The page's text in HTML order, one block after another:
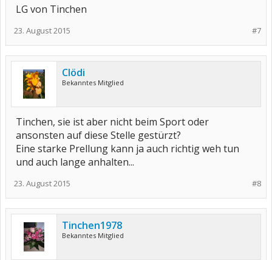
LG von Tinchen
#7
23. August 2015
Clödi
Bekanntes Mitglied
Tinchen, sie ist aber nicht beim Sport oder
ansonsten auf diese Stelle gestürzt?
Eine starke Prellung kann ja auch richtig weh tun
und auch lange anhalten...
#8
23. August 2015
Tinchen1978
Bekanntes Mitglied